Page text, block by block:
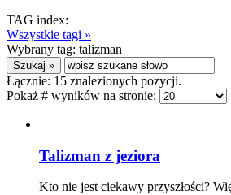
TAG index:
Wszystkie tagi »
Wybrany tag: talizman
Łącznie: 15 znalezionych pozycji.
Pokaż # wyników na stronie:
Talizman z jeziora
Kto nie jest ciekawy przyszłości?